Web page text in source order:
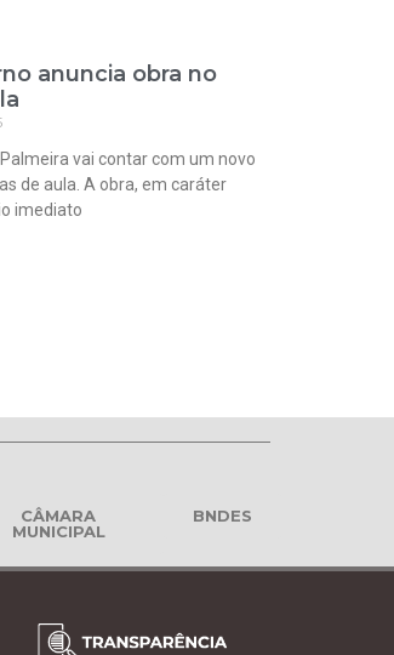
anuncia obra no
vai contar com um novo
de aula. A obra, em caráter
imediato
CÂMARA
MUNICIPAL
BNDES